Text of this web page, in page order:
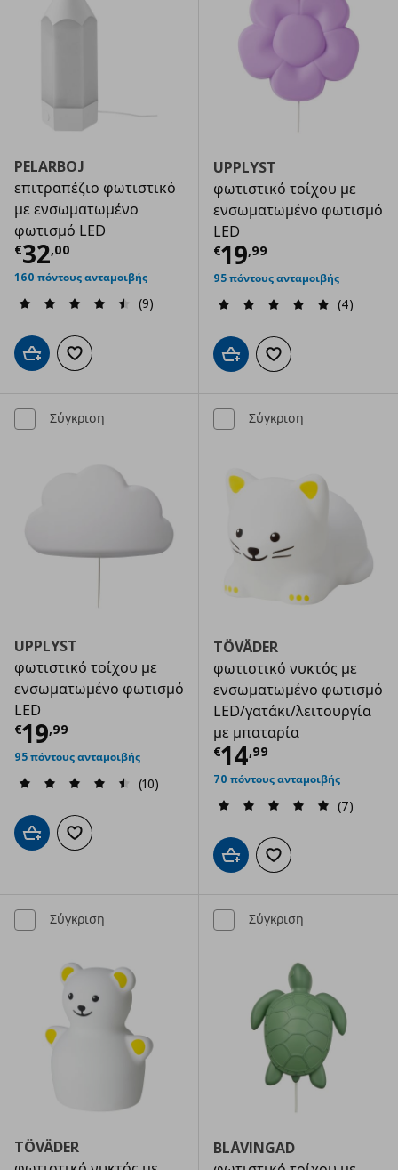
PELARBOJ
επιτραπέζιο φωτιστικό
με ενσωματωμένο
φωτισμό LED
€32,00
Τρέχουσα τιμή € 32,00
160 πόντους ανταμοιβής
(9)
Προσθήκη στο καλάθι
Προσθήκη στα αγαπημένα
UPPLYST
φωτιστικό τοίχου με
ενσωματωμένο φωτισμό
LED
€19,99
Τρέχουσα
95 πόντους ανταμοιβής
(4)
Προσθήκη στο καλάθι
Προσθήκη στα
Σύγκριση
UPPLYST
φωτιστικό τοίχου με
ενσωματωμένο φωτισμό
LED
€19,99
Τρέχουσα τιμή € 19,99
95 πόντους ανταμοιβής
(10)
Προσθήκη στο καλάθι
Προσθήκη στα αγαπημένα
Σύγκριση
TÖVÄDER
φωτιστικό νυκτός με
ενσωματωμένο φωτισμό
LED/γατάκι/λειτουργία
με μπαταρία
€14,99
Τρέχουσα
70 πόντους ανταμοιβής
(7)
Προσθήκη στο καλάθι
Προσθήκη στα
Σύγκριση
TÖVÄDER
Σύγκριση
BLÅVINGAD